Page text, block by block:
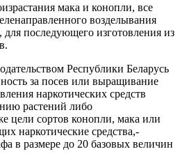
мака и конопли, все
возделывания
последующего изготовления из
Республики Беларусь
за посев или выращивание
наркотических средств
растений либо
цели сортов конопли, мака или
наркотические средства,-
в размере до 20 базовых величин